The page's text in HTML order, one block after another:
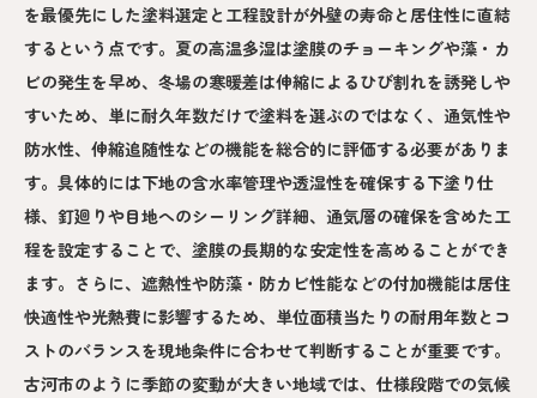
を最優先にした塗料選定と工程設計が外壁の寿命と居住性に直結
するという点です。夏の高温多湿は塗膜のチョーキングや藻・カ
ビの発生を早め、冬場の寒暖差は伸縮によるひび割れを誘発しや
すいため、単に耐久年数だけで塗料を選ぶのではなく、通気性や
防水性、伸縮追随性などの機能を総合的に評価する必要がありま
す。具体的には下地の含水率管理や透湿性を確保する下塗り仕
様、釘廻りや目地へのシーリング詳細、通気層の確保を含めた工
程を設定することで、塗膜の長期的な安定性を高めることができ
ます。さらに、遮熱性や防藻・防カビ性能などの付加機能は居住
快適性や光熱費に影響するため、単位面積当たりの耐用年数とコ
ストのバランスを現地条件に合わせて判断することが重要です。
古河市のように季節の変動が大きい地域では、仕様段階での気候